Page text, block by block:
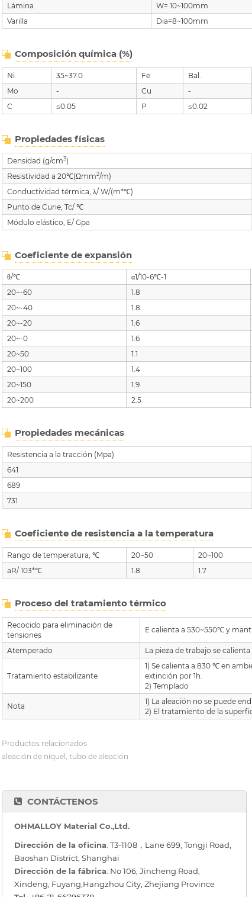
Lámina
W= 10~100mm
Varilla
Dia=8~100mm
Composición química (%)
Ni 35~37.0 Fe Bal.
Mo
- Cu -
C
≤0.05 P ≤0.02
Propiedades físicas
Densidad (g/cm3)
Resistividad a 20℃(Ωmm2/m)
Conductividad térmica, λ/ W/(m*℃)
Punto de Curie, Tc/ ℃
Módulo elástico, E/ Gpa
Coeficiente de expansión
θ/℃ α1/10-6℃-1
20~-60
1.8
20~-40
1.8
20~-20
1.6
20~-0
1.6
20~50
1.1
20~100
1.4
20~150
1.9
20~200
2.5
Propiedades mecánicas
Resistencia a la tracción (Mpa)
641
689
731
Coeficiente de resistencia a la temperatura
Rango de temperatura, ℃ 20~50 20~100
aR/ 103*℃
1.8 1.7
Proceso del tratamiento térmico
Recocido para eliminación de
tensiones
E calienta a 530~550℃ y
Atemperado La pieza de trabajo se
Tratamiento estabilizante
1) Se calienta a 830 ℃ en
extinción por 1h.
2) Templado
Nota
1) La aleación no se puede
2) El tratamiento de la
Productos relacionados
aleación de níquel, tubo de aleación
CONTÁCTENOS
OHMALLOY Material Co.,Ltd.
Dirección de la oficina: T3-1108，Lane 699, Tongji Road,
Baoshan District, Shanghai
Dirección de la fábrica: No 106, Jincheng Road,
Xindeng, Fuyang,Hangzhou City, Zhejiang Province